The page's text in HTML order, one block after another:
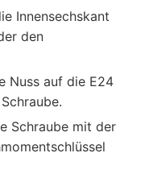
Innensechskant
den
Nuss auf die E24
Schraube mit der